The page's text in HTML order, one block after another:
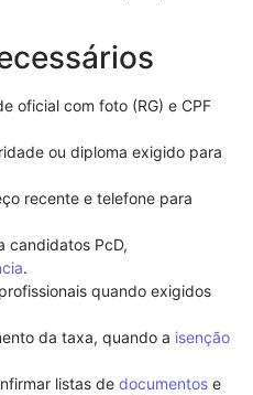
oficial com foto (RG) e CPF
ou diploma exigido para
recente e telefone para
candidatos PcD,
.
quando exigidos
da taxa, quando a isenção
listas de documentos e